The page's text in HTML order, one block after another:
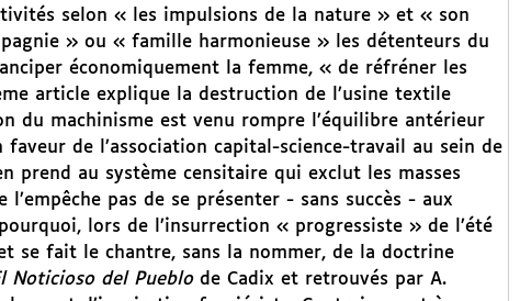
selon « les impulsions de la nature » et « son
» ou « famille harmonieuse » les détenteurs du
économiquement la femme, « de réfréner les
article explique la destruction de l’usine textile
du machinisme est venu rompre l’équilibre antérieur
de l’association capital-science-travail au sein de
prend au système censitaire qui exclut les masses
pas de se présenter - sans succès - aux
lors de l’insurrection « progressiste » de l’été
se fait le chantre, sans la nommer, de la doctrine
Noticioso del Pueblode Cadix et retrouvés par A.